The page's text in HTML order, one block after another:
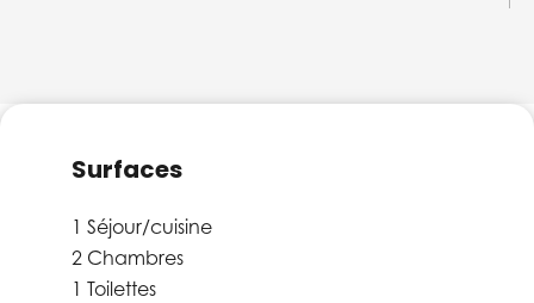
Surfaces
1 Séjour/cuisine
2 Chambres
1 Toilettes